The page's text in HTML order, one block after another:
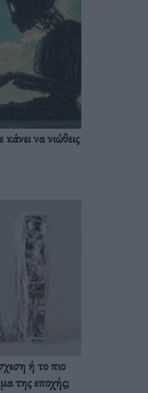
να νιώθεις
ή το πιο
της εποχής;